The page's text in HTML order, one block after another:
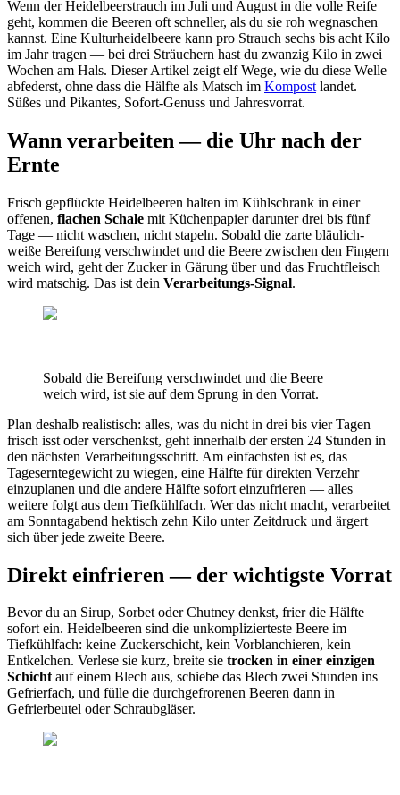
Wenn der Heidelbeerstrauch im Juli und August in die volle Reife
geht, kommen die Beeren oft schneller, als du sie roh wegnaschen
kannst. Eine Kulturheidelbeere kann pro Strauch sechs bis acht Kilo
im Jahr tragen — bei drei Sträuchern hast du zwanzig Kilo in zwei
Wochen am Hals. Dieser Artikel zeigt elf Wege, wie du diese Welle
abfederst, ohne dass die Hälfte als Matsch im Kompost landet.
Süßes und Pikantes, Sofort-Genuss und Jahresvorrat.
Wann verarbeiten — die Uhr nach der
Ernte
Frisch gepflückte Heidelbeeren halten im Kühlschrank in einer
offenen, flachen Schale mit Küchenpapier darunter drei bis fünf
Tage — nicht waschen, nicht stapeln. Sobald die zarte bläulich-
weiße Bereifung verschwindet und die Beere zwischen den Fingern
weich wird, geht der Zucker in Gärung über und das Fruchtfleisch
wird matschig. Das ist dein Verarbeitungs-Signal.
Sobald die Bereifung verschwindet und die Beere
weich wird, ist sie auf dem Sprung in den Vorrat.
Plan deshalb realistisch: alles, was du nicht in drei bis vier Tagen
frisch isst oder verschenkst, geht innerhalb der ersten 24 Stunden in
den nächsten Verarbeitungsschritt. Am einfachsten ist es, das
Tageserntegewicht zu wiegen, eine Hälfte für direkten Verzehr
einzuplanen und die andere Hälfte sofort einzufrieren — alles
weitere folgt aus dem Tiefkühlfach. Wer das nicht macht, verarbeitet
am Sonntagabend hektisch zehn Kilo unter Zeitdruck und ärgert
sich über jede zweite Beere.
Direkt einfrieren — der wichtigste Vorrat
Bevor du an Sirup, Sorbet oder Chutney denkst, frier die Hälfte
sofort ein. Heidelbeeren sind die unkomplizierteste Beere im
Tiefkühlfach: keine Zuckerschicht, kein Vorblanchieren, kein
Entkelchen. Verlese sie kurz, breite sie trocken in einer einzigen
Schichtauf einem Blech aus, schiebe das Blech zwei Stunden ins
Gefrierfach, und fülle die durchgefrorenen Beeren dann in
Gefrierbeutel oder Schraubgläser.